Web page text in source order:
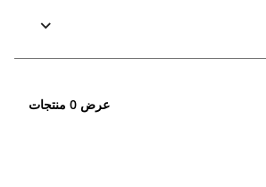
عرض 0 منتجات